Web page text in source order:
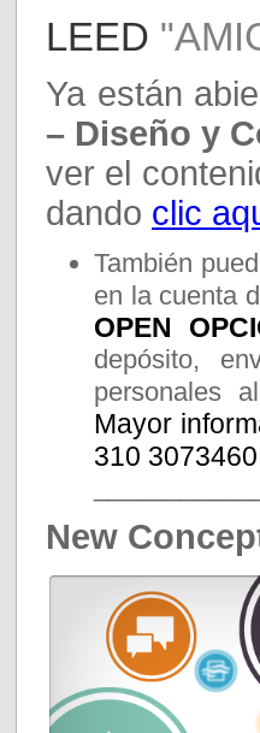
LEED
Ya están
– Diseño y
ver el
dando clic
También
en la cuenta
OPEN
depósito,
personales
Mayor
310
New